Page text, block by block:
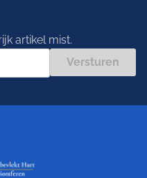
artikel mist.
Versturen